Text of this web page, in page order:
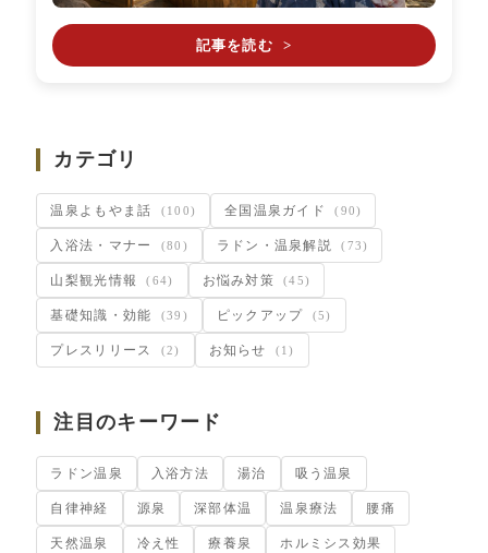
記事を読む >
カテゴリ
温泉よもやま話 (100) 全国温泉ガイド (90)
入浴法・マナー (80) ラドン・温泉解説 (73)
山梨観光情報 (64) お悩み対策 (45)
基礎知識・効能 (39) ピックアップ (5)
プレスリリース (2) お知らせ (1)
注目のキーワード
ラドン温泉 入浴方法 湯治 吸う温泉
自律神経 源泉 深部体温 温泉療法 腰痛
天然温泉 冷え性 療養泉 ホルミシス効果